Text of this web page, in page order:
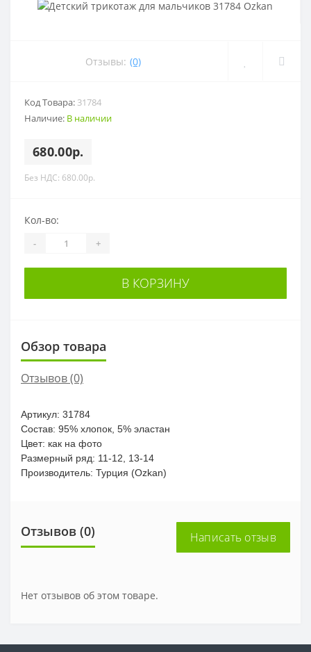
Отзывы: (0)
Код Товара: 31784
Наличие: В наличии
680.00р.
Без НДС: 680.00р.
Кол-во:
- +
В КОРЗИНУ
Обзор товара
Отзывов (0)
Артикул: 31784
Состав: 95% хлопок, 5% эластан
Цвет: как на фото
Размерный ряд: 11-12, 13-14
Производитель: Турция (Ozkan)
Отзывов (0) Написать отзыв
Нет отзывов об этом товаре.